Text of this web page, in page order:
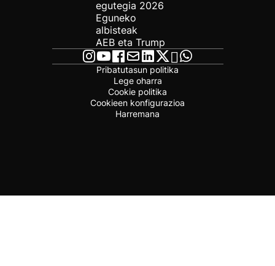
egutegia 2026
Eguneko
albisteak
AEB eta Trump
Pribatutasun politika
Lege oharra
Cookie politika
Cookieen konfigurazioa
Harremana